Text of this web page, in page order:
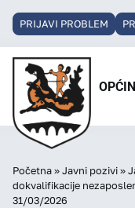
PRIJAVI PROBLEM
Početna»Javni pozivi»
dokvalifikacije
31/03/2026